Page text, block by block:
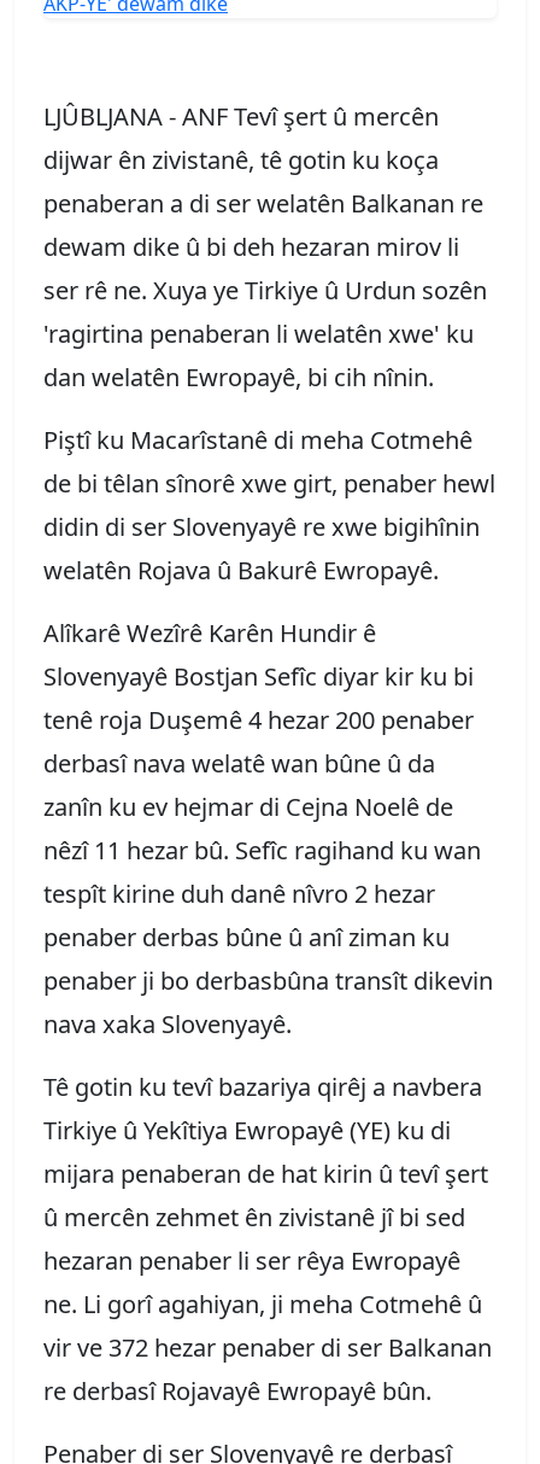
LJÛBLJANA - ANF Tevî şert û mercên
dijwar ên zivistanê, tê gotin ku koça
penaberan a di ser welatên Balkanan re
dewam dike û bi deh hezaran mirov li
ser rê ne. Xuya ye Tirkiye û Urdun sozên
'ragirtina penaberan li welatên xwe' ku
dan welatên Ewropayê, bi cih nînin.
Piştî ku Macarîstanê di meha Cotmehê
de bi têlan sînorê xwe girt, penaber hewl
didin di ser Slovenyayê re xwe bigihînin
welatên Rojava û Bakurê Ewropayê.
Alîkarê Wezîrê Karên Hundir ê
Slovenyayê Bostjan Sefîc diyar kir ku bi
tenê roja Duşemê 4 hezar 200 penaber
derbasî nava welatê wan bûne û da
zanîn ku ev hejmar di Cejna Noelê de
nêzî 11 hezar bû. Sefîc ragihand ku wan
tespît kirine duh danê nîvro 2 hezar
penaber derbas bûne û anî ziman ku
penaber ji bo derbasbûna transît dikevin
nava xaka Slovenyayê.
Tê gotin ku tevî bazariya qirêj a navbera
Tirkiye û Yekîtiya Ewropayê (YE) ku di
mijara penaberan de hat kirin û tevî şert
û mercên zehmet ên zivistanê jî bi sed
hezaran penaber li ser rêya Ewropayê
ne. Li gorî agahiyan, ji meha Cotmehê û
vir ve 372 hezar penaber di ser Balkanan
re derbasî Rojavayê Ewropayê bûn.
Penaber di ser Slovenyayê re derbasî